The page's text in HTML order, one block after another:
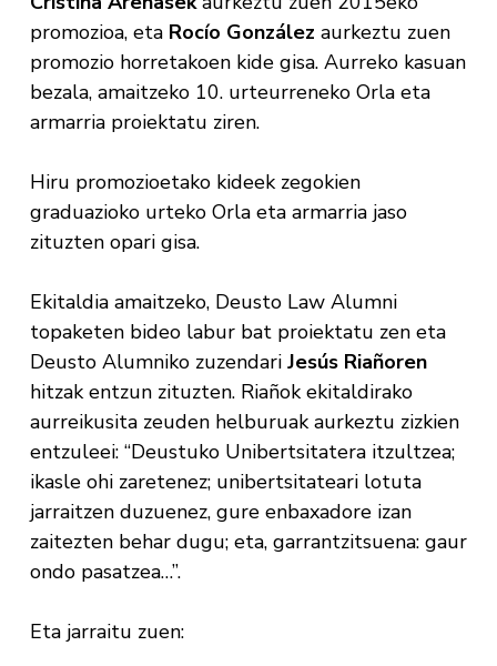
promozioa, eta Rocío González aurkeztu zuen
promozio horretakoen kide gisa. Aurreko kasuan
bezala, amaitzeko 10. urteurreneko Orla eta
armarria proiektatu ziren.
Hiru promozioetako kideek zegokien
graduazioko urteko Orla eta armarria jaso
zituzten opari gisa.
Ekitaldia amaitzeko, Deusto Law Alumni
topaketen bideo labur bat proiektatu zen eta
Deusto Alumniko zuzendari Jesús Riañoren
hitzak entzun zituzten. Riañok ekitaldirako
aurreikusita zeuden helburuak aurkeztu zizkien
entzuleei: “Deustuko Unibertsitatera itzultzea;
ikasle ohi zaretenez; unibertsitateari lotuta
jarraitzen duzuenez, gure enbaxadore izan
zaitezten behar dugu; eta, garrantzitsuena: gaur
ondo pasatzea…”.
Eta jarraitu zuen: